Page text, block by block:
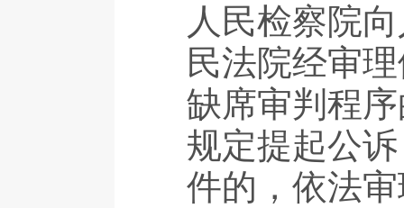
人民检察院
民法院经审
缺席审判程
规定提起公
件的，依法